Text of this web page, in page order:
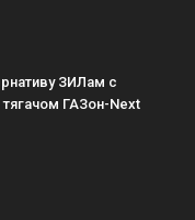
ЗИЛам с
ГАЗон-Next